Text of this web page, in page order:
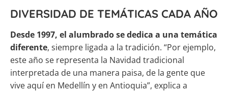
DIVERSIDAD DE TEMÁTICAS CADA AÑO
Desde 1997, el alumbrado se dedica a una temática
diferente, siempre ligada a la tradición. “Por ejemplo,
este año se representa la Navidad tradicional
interpretada de una manera paisa, de la gente que
vive aquí en Medellín y en Antioquia”, explica a